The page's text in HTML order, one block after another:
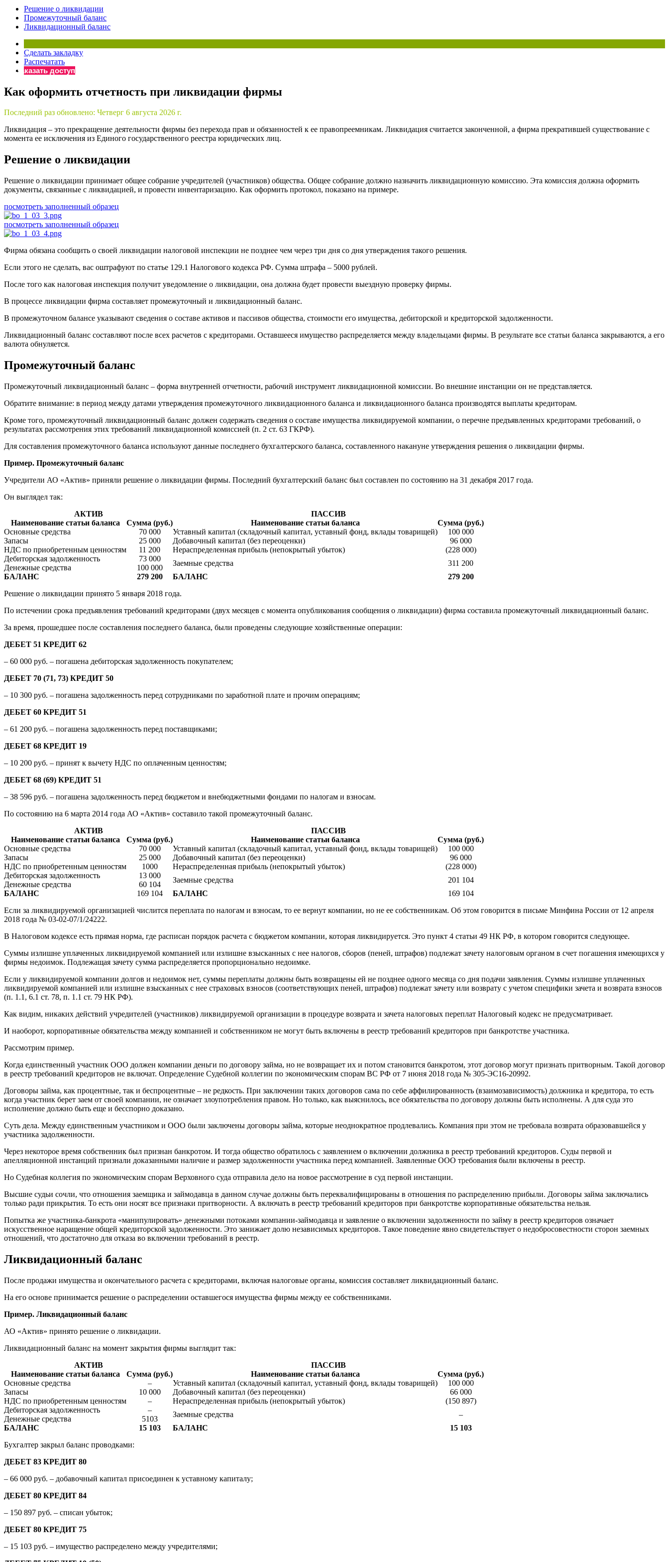
Просто заполните форму, и мы вышлем вам на почту письмо с льготным счетом.
Решение о ликвидации
Промежуточный баланс
Ликвидационный баланс
Сделать закладку
Распечатать
Заказать доступ
Как оформить отчетность при ликвидации фирмы
Последний раз обновлено: Четверг 6 августа 2026 г.
Ликвидация – это прекращение деятельности фирмы без перехода прав и обязанностей к ее правопреемникам. Ликвидация считается законченной, а фирма прекратившей существование с
момента ее исключения из Единого государственного реестра юридических лиц.
Решение о ликвидации
Решение о ликвидации принимает общее собрание учредителей (участников) общества. Общее собрание должно назначить ликвидационную комиссию. Эта комиссия должна оформить
документы, связанные с ликвидацией, и провести инвентаризацию. Как оформить протокол, показано на примере.
посмотреть заполненный образец
посмотреть заполненный образец
Фирма обязана сообщить о своей ликвидации налоговой инспекции не позднее чем через три дня со дня утверждения такого решения.
Если этого не сделать, вас оштрафуют по статье 129.1 Налогового кодекса РФ. Сумма штрафа – 5000 рублей.
После того как налоговая инспекция получит уведомление о ликвидации, она должна будет провести выездную проверку фирмы.
В процессе ликвидации фирма составляет промежуточный и ликвидационный баланс.
В промежуточном балансе указывают сведения о составе активов и пассивов общества, стоимости его имущества, дебиторской и кредиторской задолженности.
Ликвидационный баланс составляют после всех расчетов с кредиторами. Оставшееся имущество распределяется между владельцами фирмы. В результате все статьи баланса закрываются, а его
валюта обнуляется.
Промежуточный баланс
Промежуточный ликвидационный баланс – форма внутренней отчетности, рабочий инструмент ликвидационной комиссии. Во внешние инстанции он не представляется.
Обратите внимание: в период между датами утверждения промежуточного ликвидационного баланса и ликвидационного баланса производятся выплаты кредиторам.
Кроме того, промежуточный ликвидационный баланс должен содержать сведения о составе имущества ликвидируемой компании, о перечне предъявленных кредиторами требований, о
результатах рассмотрения этих требований ликвидационной комиссией (п. 2 ст. 63 ГКРФ).
Для составления промежуточного баланса используют данные последнего бухгалтерского баланса, составленного накануне утверждения решения о ликвидации фирмы.
Пример. Промежуточный баланс
Учредители АО «Актив» приняли решение о ликвидации фирмы. Последний бухгалтерский баланс был составлен по состоянию на 31 декабря 2017 года.
Он выглядел так:
АКТИВ
ПАССИВ
Наименование статьи баланса
Сумма (руб.) Наименование статьи баланса
Сумма (руб.)
Основные средства
70 000 Уставный капитал (складочный капитал, уставный фонд, вклады товарищей)
100 000
Запасы
25 000 Добавочный капитал (без переоценки)
96 000
НДС по приобретенным ценностям
11 200 Нераспределенная прибыль (непокрытый убыток)
(228 000)
Дебиторская задолженность
73 000
Заемные средства 311 200
Денежные средства
100 000
БАЛАНС
279 200 БАЛАНС
279 200
Решение о ликвидации принято 5 января 2018 года.
По истечении срока предъявления требований кредиторами (двух месяцев с момента опубликования сообщения о ликвидации) фирма составила промежуточный ликвидационный баланс.
За время, прошедшее после составления последнего баланса, были проведены следующие хозяйственные операции:
ДЕБЕТ 51 КРЕДИТ 62
– 60 000 руб. – погашена дебиторская задолженность покупателем;
ДЕБЕТ 70 (71, 73) КРЕДИТ 50
– 10 300 руб. – погашена задолженность перед сотрудниками по заработной плате и прочим операциям;
ДЕБЕТ 60 КРЕДИТ 51
– 61 200 руб. – погашена задолженность перед поставщиками;
ДЕБЕТ 68 КРЕДИТ 19
– 10 200 руб. – принят к вычету НДС по оплаченным ценностям;
ДЕБЕТ 68 (69) КРЕДИТ 51
– 38 596 руб. – погашена задолженность перед бюджетом и внебюджетными фондами по налогам и взносам.
По состоянию на 6 марта 2014 года АО «Актив» составило такой промежуточный баланс.
АКТИВ
ПАССИВ
Наименование статьи баланса
Сумма (руб.) Наименование статьи баланса
Сумма (руб.)
Основные средства
70 000 Уставный капитал (складочный капитал, уставный фонд, вклады товарищей)
100 000
Запасы
25 000 Добавочный капитал (без переоценки)
96 000
НДС по приобретенным ценностям
1000 Нераспределенная прибыль (непокрытый убыток)
(228 000)
Дебиторская задолженность
13 000
Заемные средства 201 104
Денежные средства
60 104
БАЛАНС
169 104 БАЛАНС
169 104
Если за ликвидируемой организацией числится переплата по налогам и взносам, то ее вернут компании, но не ее собственникам. Об этом говорится в письме Минфина России от 12 апреля
2018 года № 03-02-07/1/24222.
В Налоговом кодексе есть прямая норма, где расписан порядок расчета с бюджетом компании, которая ликвидируется. Это пункт 4 статьи 49 НК РФ, в котором говорится следующее.
Суммы излишне уплаченных ликвидируемой компанией или излишне взысканных с нее налогов, сборов (пеней, штрафов) подлежат зачету налоговым органом в счет погашения имеющихся у
фирмы недоимок. Подлежащая зачету сумма распределяется пропорционально недоимке.
Если у ликвидируемой компании долгов и недоимок нет, суммы переплаты должны быть возвращены ей не позднее одного месяца со дня подачи заявления. Суммы излишне уплаченных
ликвидируемой компанией или излишне взысканных с нее страховых взносов (соответствующих пеней, штрафов) подлежат зачету или возврату с учетом специфики зачета и возврата взносов
(п. 1.1, 6.1 ст. 78, п. 1.1 ст. 79 НК РФ).
Как видим, никаких действий учредителей (участников) ликвидируемой организации в процедуре возврата и зачета налоговых переплат Налоговый кодекс не предусматривает.
И наоборот, корпоративные обязательства между компанией и собственником не могут быть включены в реестр требований кредиторов при банкротстве участника.
Рассмотрим пример.
Когда единственный участник ООО должен компании деньги по договору займа, но не возвращает их и потом становится банкротом, этот договор могут признать притворным. Такой договор
в реестр требований кредиторов не включат. Определение Судебной коллегии по экономическим спорам ВС РФ от 7 июня 2018 года № 305-ЭС16-20992.
Договоры займа, как процентные, так и беспроцентные – не редкость. При заключении таких договоров сама по себе аффилированность (взаимозависимость) должника и кредитора, то есть
когда участник берет заем от своей компании, не означает злоупотребления правом. Но только, как выяснилось, все обязательства по договору должны быть исполнены. А для суда это
исполнение должно быть еще и бесспорно доказано.
Суть дела. Между единственным участником и ООО были заключены договоры займа, которые неоднократное продлевались. Компания при этом не требовала возврата образовавшейся у
участника задолженности.
Через некоторое время собственник был признан банкротом. И тогда общество обратилось с заявлением о включении должника в реестр требований кредиторов. Суды первой и
апелляционной инстанций признали доказанными наличие и размер задолженности участника перед компанией. Заявленные ООО требования были включены в реестр.
Но Судебная коллегия по экономическим спорам Верховного суда отправила дело на новое рассмотрение в суд первой инстанции.
Высшие судьи сочли, что отношения заемщика и займодавца в данном случае должны быть переквалифицированы в отношения по распределению прибыли. Договоры займа заключались
только ради прикрытия. То есть они носят все признаки притворности. А включать в реестр требований кредиторов при банкротстве корпоративные обязательства нельзя.
Попытка же участника-банкрота «манипулировать» денежными потоками компании-займодавца и заявление о включении задолженности по займу в реестр кредиторов означает
искусственное наращение общей кредиторской задолженности. Это занижает долю независимых кредиторов. Такое поведение явно свидетельствует о недобросовестности сторон заемных
отношений, что достаточно для отказа во включении требований в реестр.
Ликвидационный баланс
После продажи имущества и окончательного расчета с кредиторами, включая налоговые органы, комиссия составляет ликвидационный баланс.
На его основе принимается решение о распределении оставшегося имущества фирмы между ее собственниками.
Пример. Ликвидационный баланс
АО «Актив» принято решение о ликвидации.
Ликвидационный баланс на момент закрытия фирмы выглядит так:
АКТИВ
ПАССИВ
Наименование статьи баланса
Сумма (руб.) Наименование статьи баланса
Сумма (руб.)
Основные средства
– Уставный капитал (складочный капитал, уставный фонд, вклады товарищей)
100 000
Запасы
10 000 Добавочный капитал (без переоценки)
66 000
НДС по приобретенным ценностям
– Нераспределенная прибыль (непокрытый убыток)
(150 897)
Дебиторская задолженность
–
Заемные средства –
Денежные средства
5103
БАЛАНС
15 103 БАЛАНС
15 103
Бухгалтер закрыл баланс проводками:
ДЕБЕТ 83 КРЕДИТ 80
– 66 000 руб. – добавочный капитал присоединен к уставному капиталу;
ДЕБЕТ 80 КРЕДИТ 84
– 150 897 руб. – списан убыток;
ДЕБЕТ 80 КРЕДИТ 75
– 15 103 руб. – имущество распределено между учредителями;